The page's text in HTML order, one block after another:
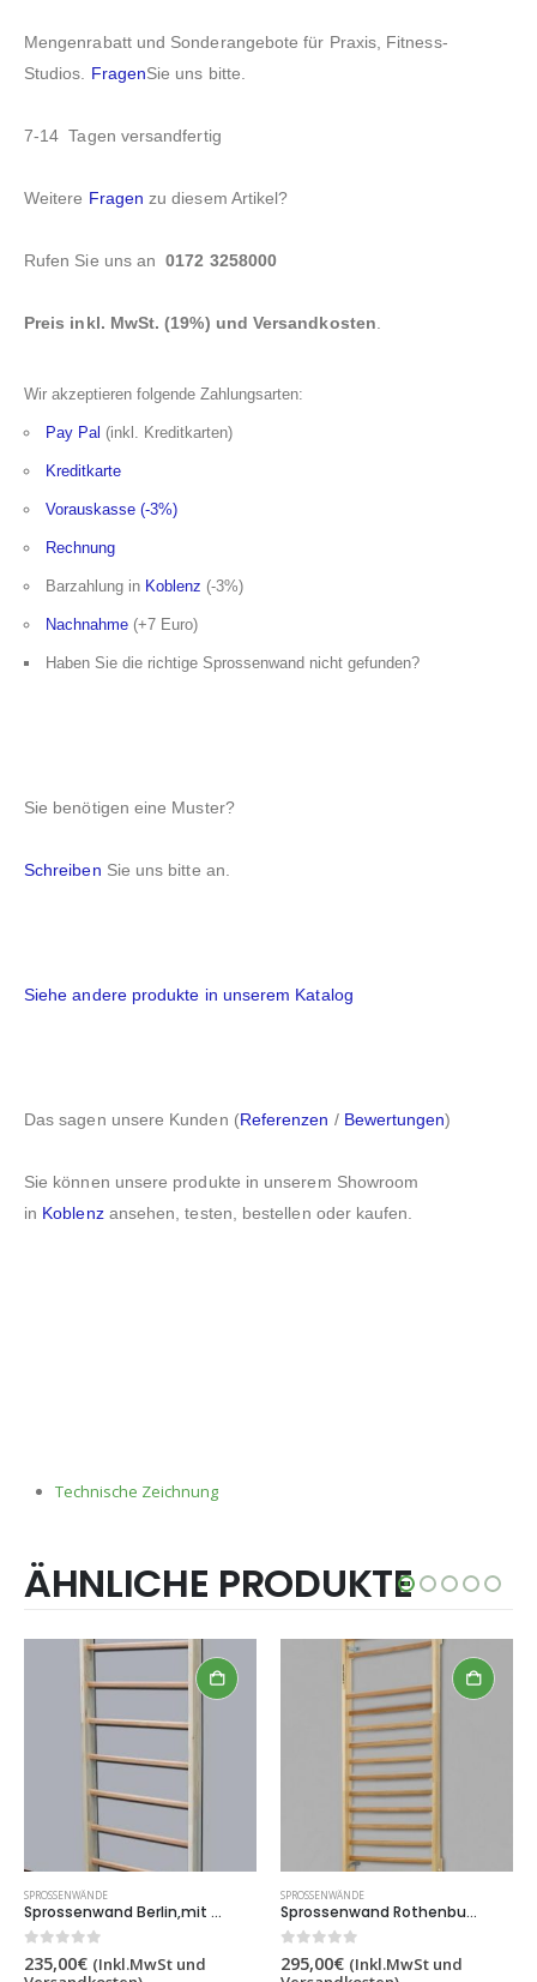
Mengenrabatt und Sonderangebote für Praxis, Fitness-
Studios. FragenSie uns bitte.
7-14 Tagen versandfertig
Weitere Fragen zu diesem Artikel?
Rufen Sie uns an0172 3258000
Preis inkl. MwSt. (19%) und Versandkosten
Wir akzeptieren folgende Zahlungsarten:
Pay Pal (inkl. Kreditkarten)
Kreditkarte
Vorauskasse (-3%)
Rechnung
Barzahlung in Koblenz (-3%)
Nachnahme (+7 Euro)
Haben Sie die richtige Sprossenwand nicht gefunden?
Sie benötigen eine Muster?
Schreiben Sie uns bitte an.
Siehe andere produkte in unserem Katalog
Das sagen unsere Kunden (Referenzen / Bewertungen)
Sie können unsere produkte in unserem Showroom
in Koblenzansehen, testen, bestellen oder kaufen.
Technische Zeichnung
ÄHNLICHE PRODUKTE
SPROSSENWÄNDE
Sprossenwand Berlin,mit 8 sprossen,2×0.85 m,Artikelnr. 253-8
0out of 5
235,00€ (Inkl.MwSt und
SPROSSENWÄNDE
Sprossenwand Rothenburg ,240×100 cm,15 sprossen,Artikelnr. 221-4
0out of 5
295,00€ (Inkl.MwSt und